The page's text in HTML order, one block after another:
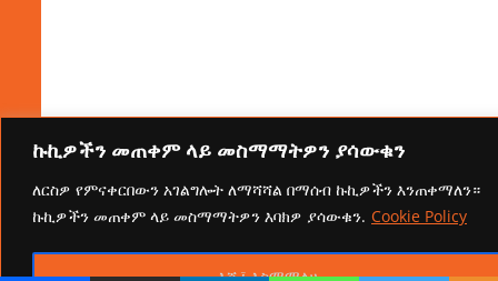
ኩኪዎችን መጠቀም ላይ መስማማትዎን ያሳውቁን
ለርስዎ የምናቀርበውን አገልግሎት ለማሻሻል በማሰብ ኩኪዎችን እንጠቀማለን።
ኩኪዎችን መጠቀም ላይ መስማማትዎን እባክዎ ያሳውቁን. Cookie Policy
እሺ፤ እስማማለሁ